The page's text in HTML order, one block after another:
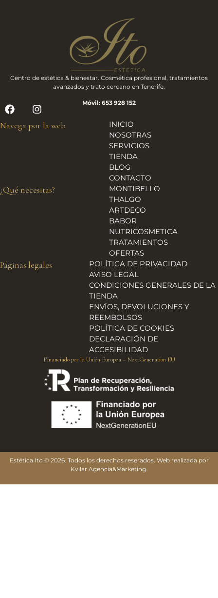
Centro de estética & bienestar. Cosmética profesional, tratamientos
avanzados y trato cercano en Tenerife.
Móvil: 653 928 152
Navega por la web
INICIO
NOSOTRAS
SERVICIOS
TIENDA
BLOG
CONTACTO
¿Qué necesitas?
MONTIBELLO
THALGO
ARTDECO
BABOR
NUTRICOSMETICA
TRATAMIENTOS
OFERTAS
Páginas legales
POLÍTICA DE PRIVACIDAD
AVISO LEGAL
CONDICIONES GENERALES DE LA
TIENDA
ENVÍOS, DEVOLUCIONES Y
REEMBOLSOS
POLÍTICA DE COOKIES
DECLARACIÓN DE
ACCESIBILIDAD
Financiado por la Unión Europea – NextGeneration EU
Estética Ito © 2026. Todos los derechos reserados. Web realizada por
Kvilar Agencia&Marketing